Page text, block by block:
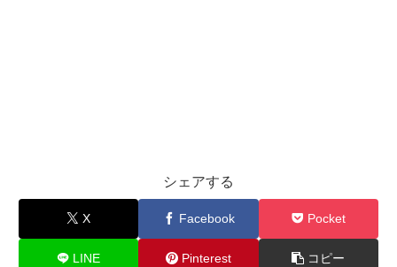
シェアする
X Facebook Pocket
LINE Pinterest コピー